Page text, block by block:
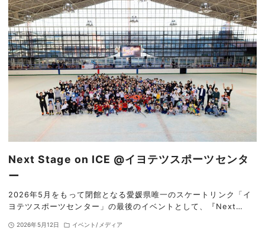
Next Stage on ICE @イヨテツスポーツセンタ
ー
2026年5月をもって閉館となる愛媛県唯一のスケートリンク「イ
ヨテツスポーツセンター」の最後のイベントとして、『Next…
2026年5月12日 イベント/メディア